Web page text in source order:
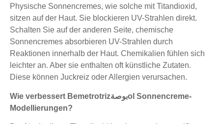
Physische Sonnencremes, wie solche mit Titandioxid,
sitzen auf der Haut. Sie blockieren UV-Strahlen direkt.
Schalten Sie auf der anderen Seite, chemische
Sonnencremes absorbieren UV-Strahlen durch
Reaktionen innerhalb der Haut. Chemikalien fühlen sich
leichter an. Aber sie enthalten oft künstliche Zutaten.
Diese können Juckreiz oder Allergien verursachen.
Wie verbessert Bemetrotrizبوصةol Sonnencreme-
Modellierungen?